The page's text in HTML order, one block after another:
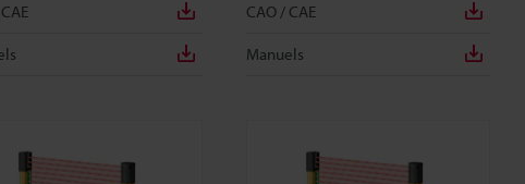
CAO / CAE
Manuels